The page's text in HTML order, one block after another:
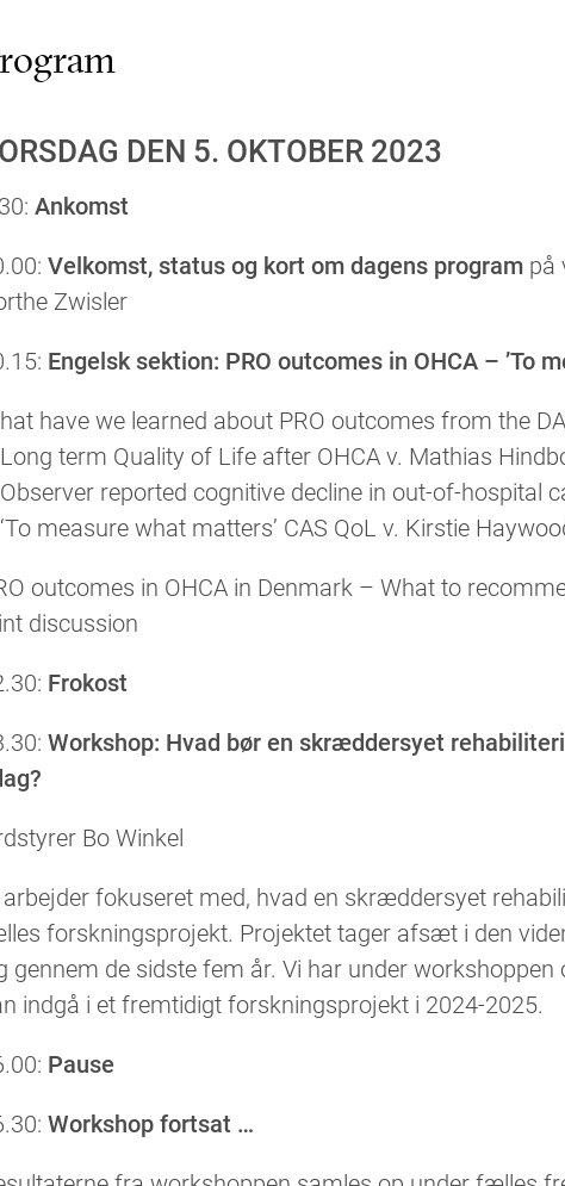
DEN 5. OKTOBER 2023
Ankomst
Velkomst, status og kort om dagens program på
Zwisler
Engelsk sektion: PRO outcomes in OHCA – ’To
have we learned about PRO outcomes from the
term Quality of Life after OHCA v. Mathias
reported cognitive decline in out-of-hospital
measure what matters’ CAS QoL v. Kirstie
outcomes in OHCA in Denmark – What to
discussion
Frokost
Workshop: Hvad bør en skræddersyet
Bo Winkel
arbejder fokuseret med, hvad en skræddersyet
forskningsprojekt. Projektet tager afsæt i den
gennem de sidste fem år. Vi har under
indgå i et fremtidigt forskningsprojekt i 2024-2025.
Pause
Workshop fortsat …